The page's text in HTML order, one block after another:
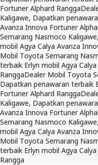
Fortuner Alphard Rangga
Kaligawe, Dapatkan
Avanza Innova Fortuner
Semarang Nasmoco
mobil Agya Calya Avanza
Mobil Toyota Semarang
terbaik Erlyn mobil Agya
RanggaDealer Mobil Toyota
Dapatkan penawaran terbaik
Fortuner Alphard Rangga
Kaligawe, Dapatkan
Avanza Innova Fortuner
Semarang Nasmoco
mobil Agya Calya Avanza
Mobil Toyota Semarang
terbaik Erlyn mobil Agya
Rangga